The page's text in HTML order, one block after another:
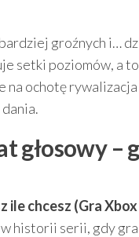
groźnych i…
setki poziomów, a
na ochotę
głosowy
ile chcesz (Gra
w historii serii, gdy